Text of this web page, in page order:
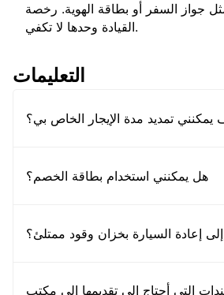
جواز السفر أو بطاقة الهوية. رخصة
القيادة وحدها لا تكفي.
التعليمات
يمكنني تمديد مدة الإيجار الخاص بي؟
هل يمكنني استخدام بطاقة الخصم؟
إعادة السيارة بخزان وقود ممتلئ؟
التي أحتاج إلى تقديمها إلى مكتب